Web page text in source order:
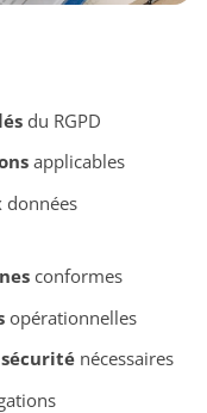
du RGPD
applicables
conformes
opérationnelles
nécessaires